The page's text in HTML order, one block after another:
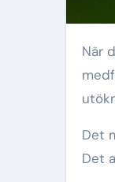
Det
Det